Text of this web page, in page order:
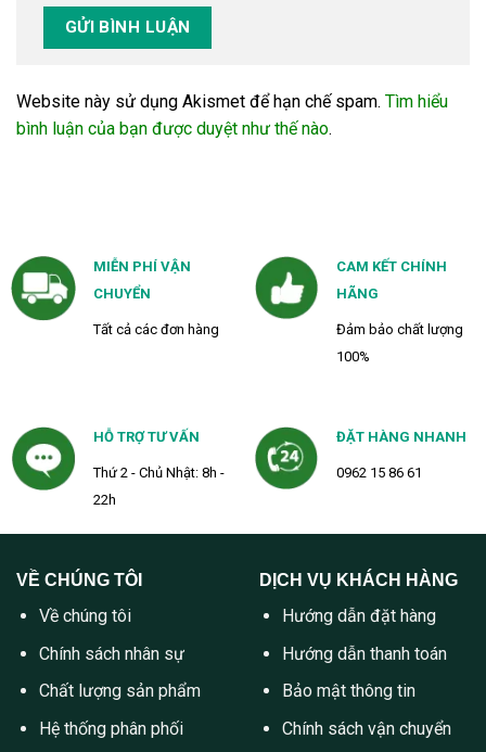
Website này sử dụng Akismet để hạn chế spam. Tìm hiểu
bình luận của bạn được duyệt như thế nào.
MIỄN PHÍ VẬN
CHUYỂN
Tất cả các đơn hàng
CAM KẾT CHÍNH
HÃNG
Đảm bảo chất lượng
100%
HỖ TRỢ TƯ VẤN
Thứ 2 - Chủ Nhật: 8h -
22h
ĐẶT HÀNG NHANH
0962 15 86 61
VỀ CHÚNG TÔI
Về chúng tôi
Chính sách nhân sự
Chất lượng sản phẩm
Hệ thống phân phối
DỊCH VỤ KHÁCH HÀNG
Hướng dẫn đặt hàng
Hướng dẫn thanh toán
Bảo mật thông tin
Chính sách vận chuyển